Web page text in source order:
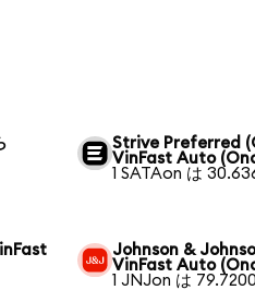
Strive Preferred
VinFast Auto
1 SATAon は
Johnson &
VinFast Auto
1 JNJon は